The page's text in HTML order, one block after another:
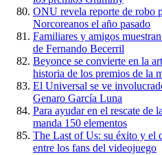
ONU revela reporte de robo
Norcoreanos el año pasado
Familiares y amigos
de Fernando Becerril
Beyonce se convierte en la
historia de los premios de la
El Universal se ve
Genaro García Luna
Para ayudar en el rescate de
manda 150 elementos
The Last of Us: su éxito y el
entre los fans del videojuego